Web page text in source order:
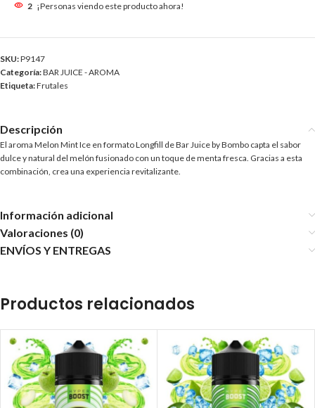
2 ¡Personas viendo este producto ahora!
SKU:P9147
Categoría:BAR JUICE - AROMA
Etiqueta:Frutales
Descripción
El aroma Melon Mint Ice en formato Longfill de Bar Juice by Bombo capta el sabor
dulce y natural del melón fusionado con un toque de menta fresca. Gracias a esta
combinación, crea una experiencia revitalizante.
Información adicional
Valoraciones (0)
ENVÍOS Y ENTREGAS
Productos relacionados